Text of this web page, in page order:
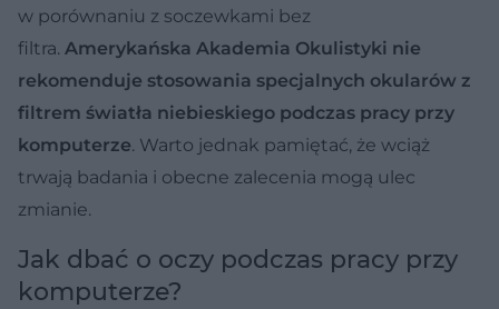
w porównaniu z soczewkami bez
filtra. Amerykańska Akademia Okulistyki nie
rekomenduje stosowania specjalnych okularów z
filtrem światła niebieskiego podczas pracy przy
komputerze. Warto jednak pamiętać, że wciąż
trwają badania i obecne zalecenia mogą ulec
zmianie.
Jak dbać o oczy podczas pracy przy
komputerze?